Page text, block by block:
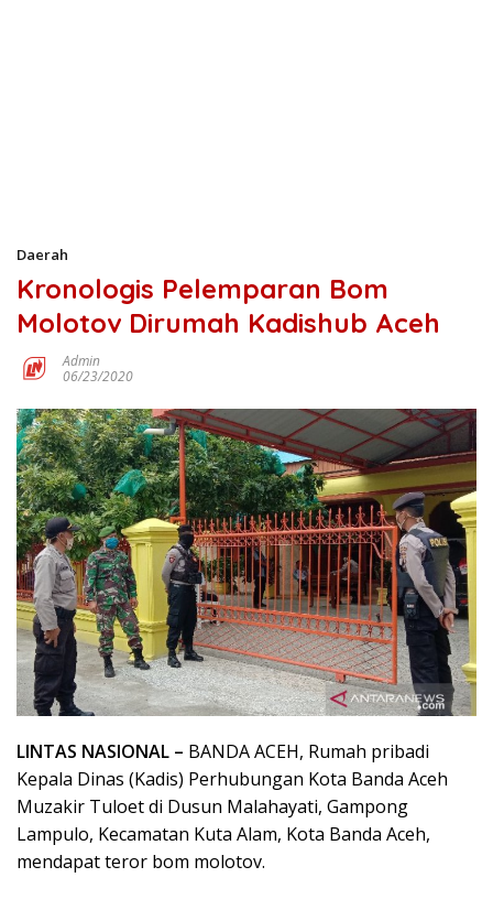
Daerah
Kronologis Pelemparan Bom
Molotov Dirumah Kadishub Aceh
Admin
06/23/2020
LINTAS NASIONAL – BANDA ACEH, Rumah pribadi
Kepala Dinas (Kadis) Perhubungan Kota Banda Aceh
Muzakir Tuloet di Dusun Malahayati, Gampong
Lampulo, Kecamatan Kuta Alam, Kota Banda Aceh,
mendapat teror bom molotov.